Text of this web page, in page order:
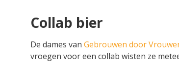
Collab bier
De dames van Gebrouwen door
vroegen voor een collab wisten ze